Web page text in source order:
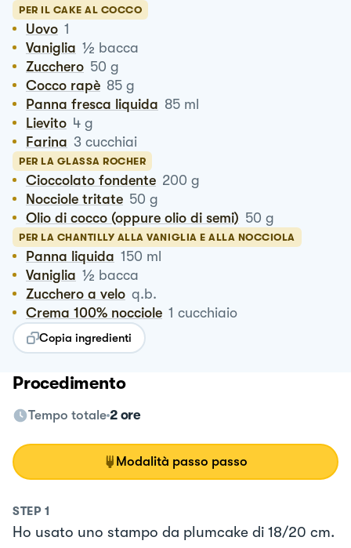
PER IL CAKE AL COCCO
Uovo 1
Vaniglia ½ bacca
Zucchero 50 g
Cocco rapè 85 g
Panna fresca liquida 85 ml
Lievito 4 g
Farina 3 cucchiai
PER LA GLASSA ROCHER
Cioccolato fondente 200 g
Nocciole tritate 50 g
Olio di cocco (oppure olio di semi) 50 g
PER LA CHANTILLY ALLA VANIGLIA E ALLA NOCCIOLA
Panna liquida 150 ml
Vaniglia ½ bacca
Zucchero a velo q.b.
Crema 100% nocciole 1 cucchiaio
Copia ingredienti
Procedimento
Tempo totale 2 ore
Modalità passo passo
STEP 1
Ho usato uno stampo da plumcake di 18/20 cm.